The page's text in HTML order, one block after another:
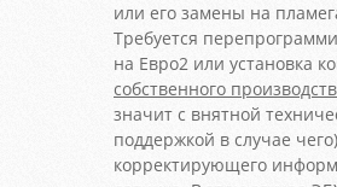
или его замены на
Требуется
на Евро2 или установка
собственного
значит с внятной
поддержкой в случае
корректирующего